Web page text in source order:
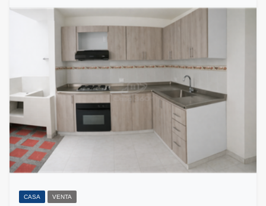
CASA VENTA